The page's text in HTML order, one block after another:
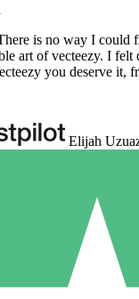
is no way I could
art of vecteezy. I
you deserve it,
Elijah